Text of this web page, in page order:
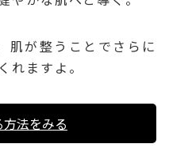
肌が整うことでさらに
れますよ。
法をみる